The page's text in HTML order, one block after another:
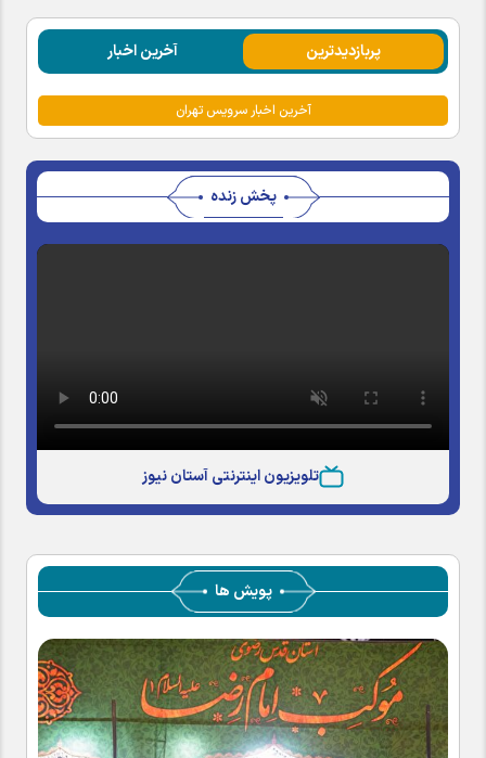
پربازدیدترین آخرین اخبار
آخرین اخبار سرویس تهران
پخش زنده
تلویزیون اینترنتی آستان نیوز
پویش ها